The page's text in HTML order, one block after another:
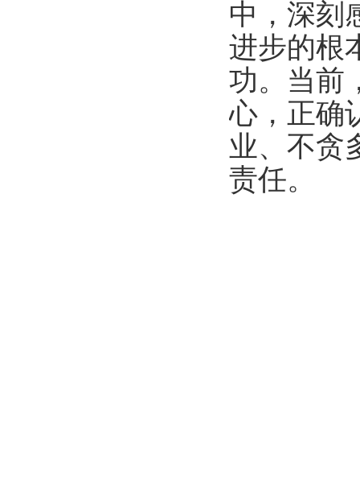
中，深刻
进步的根
功。当前
心，正确
业、不贪
责任。